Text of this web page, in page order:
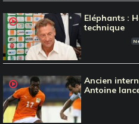
Eléphants :
technique
Ancien
Antoine